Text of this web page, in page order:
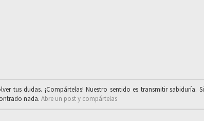
tus dudas. ¡Compártelas! Nuestro sentido es transmitir
nada. Abre un post y compártelas